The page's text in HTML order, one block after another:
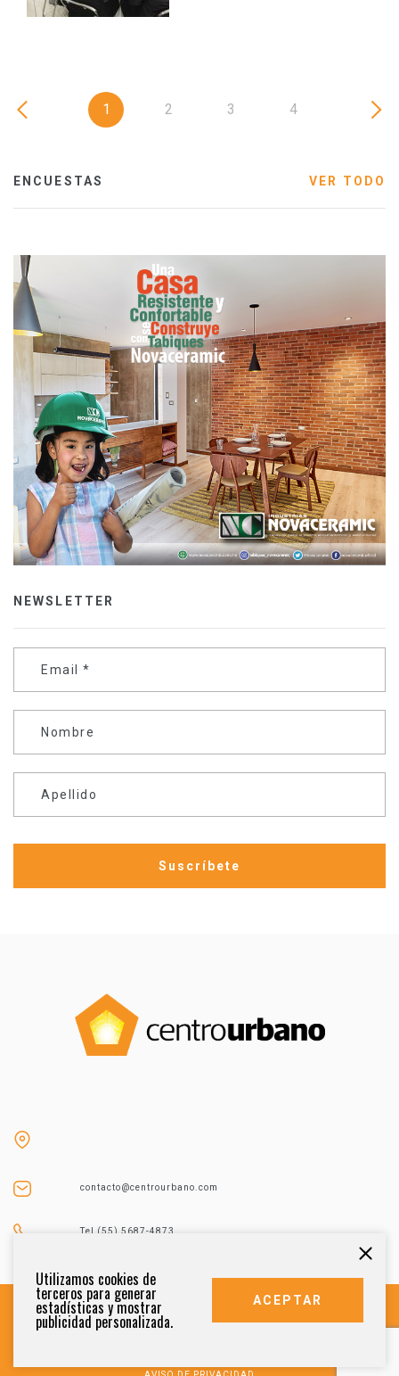
1 2 3 4
ENCUESTAS VER TODO
NEWSLETTER
Email *
Nombre
Apellido
contacto@centrourbano.com
Tel (55) 5687-4873
Utilizamos cookies de
terceros para generar
estadísticas y mostrar
publicidad personalizada.
ACEPTAR